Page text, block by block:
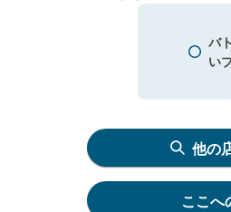
バ
い
他の
ここへ